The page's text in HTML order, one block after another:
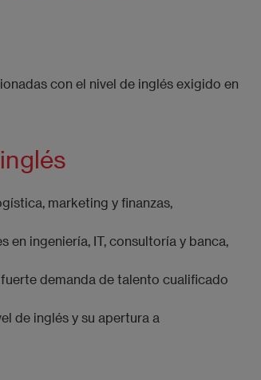
con el nivel de inglés exigido en
marketing y finanzas,
en ingeniería, IT, consultoría y banca,
demanda de talento cualificado
de inglés y su apertura a